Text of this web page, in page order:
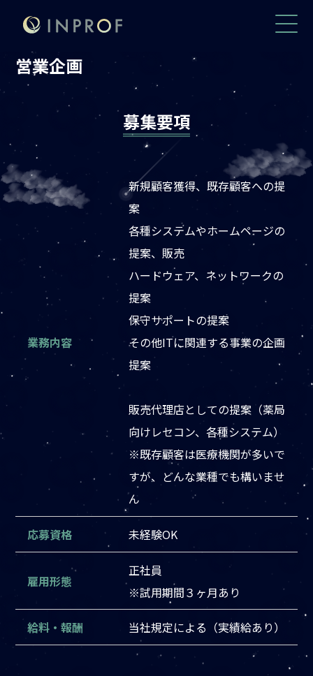
営業企画
募集要項
業務内容
新規顧客獲得、既存顧客への提
案
各種システムやホームページの
提案、販売
ハードウェア、ネットワークの
提案
保守サポートの提案
その他ITに関連する事業の企画
提案
販売代理店としての提案（薬局
向けレセコン、各種システム）
※既存顧客は医療機関が多いで
すが、どんな業種でも構いませ
ん
応募資格 未経験OK
雇用形態
正社員
※試用期間３ヶ月あり
給料・報酬 当社規定による（実績給あり）